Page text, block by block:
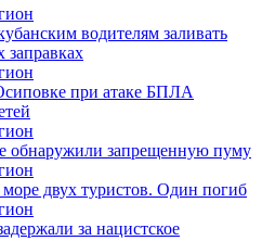
водителям заливать
заправках
при атаке БПЛА
обнаружили запрещенную пуму
двух туристов. Один погиб
за нацистское